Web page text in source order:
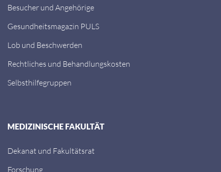
Besucher und Angehörige
Gesundheitsmagazin PULS
Lob und Beschwerden
Rechtliches und Behandlungskosten
Selbsthilfegruppen
MEDIZINISCHE FAKULTÄT
Dekanat und Fakultätsrat
Forschung